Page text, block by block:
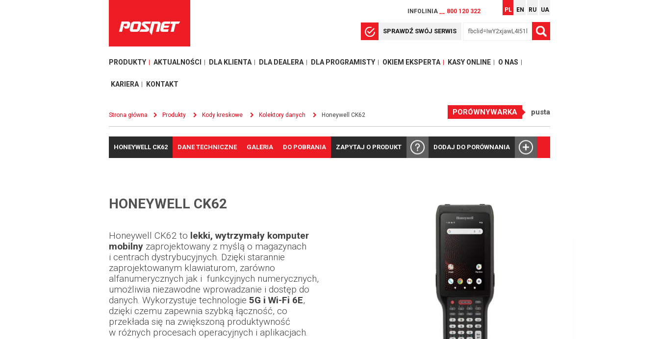
INFOLINIA __ 800 120 322 PL EN RU UA
SPRAWDŹ SWÓJ SERWIS
PRODUKTY AKTUALNOŚCI DLA KLIENTA DLA DEALERA DLA PROGRAMISTY OKIEM EKSPERTA KASY ONLINE O NAS
KARIERA KONTAKT
Strona główna Produkty Kody kreskowe Kolektory danych Honeywell CK62 PORÓWNYWARKA pusta
HONEYWELL CK62 DANE TECHNICZNE GALERIA DO POBRANIA ZAPYTAJ O PRODUKT DODAJ DO PORÓWNANIA
HONEYWELL CK62
Honeywell CK62 to lekki, wytrzymały komputer
mobilny zaprojektowany z myślą o magazynach
i centrach dystrybucyjnych. Dzięki starannie
zaprojektowanym klawiaturom, zarówno
alfanumerycznych jak i funkcyjnych numerycznych,
umożliwia niezawodne wprowadzanie i dostęp do
danych. Wykorzystuje technologie 5G i Wi-Fi 6E,
dzięki czemu zapewnia szybką łączność, co
przekłada się na zwiększoną produktywność
w różnych procesach operacyjnych i aplikacjach.